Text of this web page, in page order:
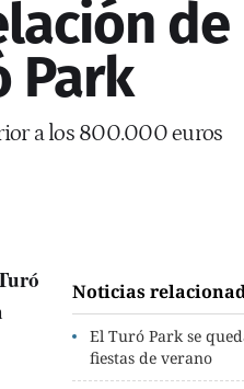
Park
a los 800.000 euros
Noticias
El Turó Park se
fiestas de verano